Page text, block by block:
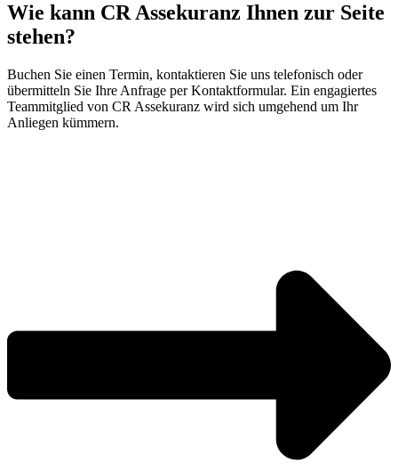
Wie kann CR Assekuranz Ihnen zur Seite
stehen?
Buchen Sie einen Termin, kontaktieren Sie uns telefonisch oder
übermitteln Sie Ihre Anfrage per Kontaktformular. Ein engagiertes
Teammitglied von CR Assekuranz wird sich umgehend um Ihr
Anliegen kümmern.